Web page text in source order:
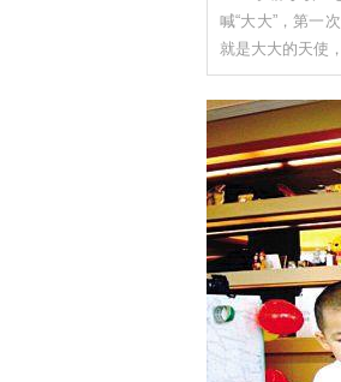
喊“大大”，第一
就是大大的天使